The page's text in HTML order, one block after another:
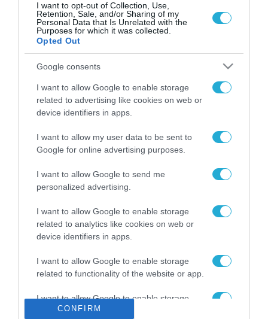
I want to opt-out of Collection, Use,
Retention, Sale, and/or Sharing of my
Personal Data that Is Unrelated with the
Purposes for which it was collected.
Opted Out
Google consents
I want to allow Google to enable storage
related to advertising like cookies on web or
device identifiers in apps.
I want to allow my user data to be sent to
Google for online advertising purposes.
I want to allow Google to send me
personalized advertising.
I want to allow Google to enable storage
related to analytics like cookies on web or
device identifiers in apps.
I want to allow Google to enable storage
related to functionality of the website or app.
I want to allow Google to enable storage
related to personalization.
CONFIRM
ΡΟΗ ΕΙΔΗΣΕΩΝ
Το χρηματοδοτούμενο
από την ΕΕ έργο “The
Gaming Police”
ενισχύει την ασφάλεια
των παιδιών στο
31.07.2026
ΑΑΔΕ: Διευκρινίσεις
για τα πρόστιμα σε
παραβάσεις που
31.07.2026
Τεχνητή Νοημοσύνη
δεν είναι απλώς μια
νέα τεχνολογία, είναι
επανάσταση»
31.07.2026
Νέος οδηγός του ΕΚΤ
για τη χρηματοδότηση
των ελληνικών
επιχειρήσεων στον
χώρο της άμυνας